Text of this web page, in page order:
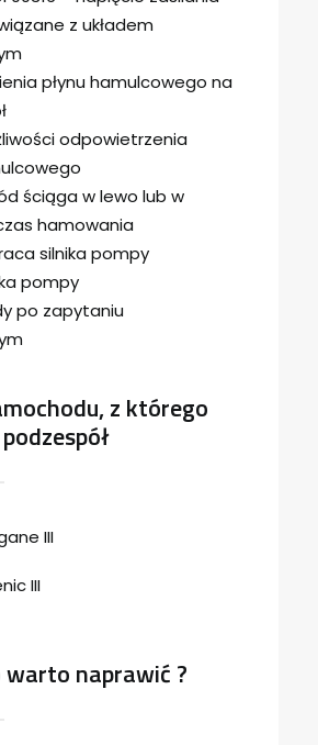
z układem
płynu hamulcowego na
odpowietrzenia
ściąga w lewo lub w
hamowania
silnika pompy
pompy
po zapytaniu
z którego
III
III
warto naprawić ?